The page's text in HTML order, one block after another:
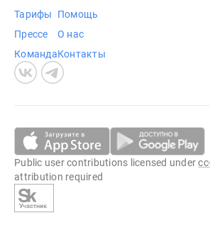
Тарифы
Прессе
Команда
Помощь
О нас
Контакты
Public user contributions licensed under
attribution required